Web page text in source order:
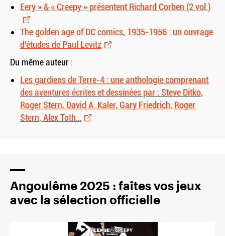
Eery »&« Creepy » présentent Richard Corben (2 vol.)
The golden age of DC comics, 1935-1956 : un ouvrage
d’études de Paul Levitz
Du même auteur :
Les gardiens de Terre-4 : une anthologie comprenant
des aventures écrites et dessinées par : Steve Ditko,
Roger Stern, David A. Kaler, Gary Friedrich, Roger
Stern, Alex Toth…
Angoulême 2025 : faîtes vos jeux
avec la sélection officielle